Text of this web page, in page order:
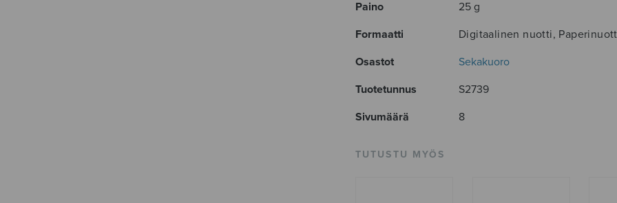
Paino
25 g
Formaatti
Digitaalinen nuotti,
Osastot
Sekakuoro
Tuotetunnus
S2739
Sivumäärä
8
TUTUSTU MYÖS